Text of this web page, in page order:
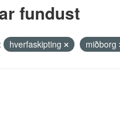
fundust
hverfaskipting miðborg